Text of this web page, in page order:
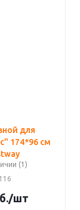
для
174*96 см
(1)
/шт